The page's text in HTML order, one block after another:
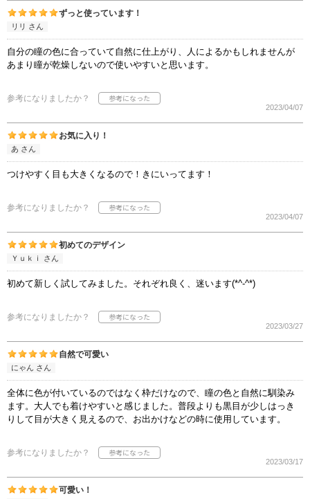
ずっと使っています！
リリ さん
自分の瞳の色に合っていて自然に仕上がり、人によるかもしれませんが
あまり瞳が乾燥しないので使いやすいと思います。
参考になりましたか？
2023/04/07
お気に入り！
あ さん
つけやすく目も大きくなるので！きにいってます！
参考になりましたか？
2023/04/07
初めてのデザイン
Ｙｕｋｉ さん
初めて新しく試してみました。それぞれ良く、迷います(*^-^*)
参考になりましたか？
2023/03/27
自然で可愛い
にゃん さん
全体に色が付いているのではなく枠だけなので、瞳の色と自然に馴染み
ます。大人でも着けやすいと感じました。普段よりも黒目が少しはっき
りして目が大きく見えるので、お出かけなどの時に使用しています。
参考になりましたか？
2023/03/17
可愛い！